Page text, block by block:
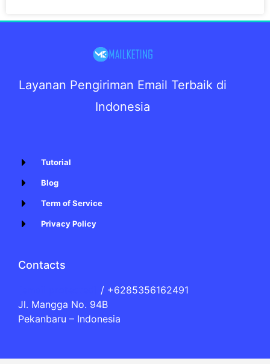
Layanan Pengiriman Email Terbaik di
Indonesia
Tutorial
Blog
Term of Service
Privacy Policy
Contacts
/ +6285356162491
Jl. Mangga No. 94B
Pekanbaru – Indonesia